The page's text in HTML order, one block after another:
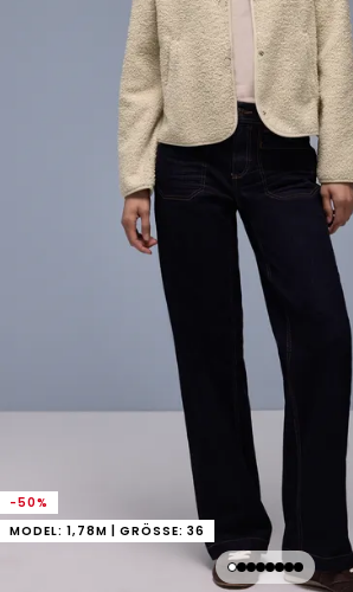
-50%
MODEL: 1,78M | GRÖSSE: 36